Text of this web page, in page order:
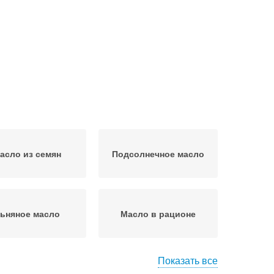
из семян Подсолнечное масло
масло Масло в рационе
Показать все